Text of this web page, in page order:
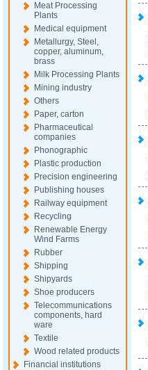
Meat Processing
Plants
Medical equipment
Metallurgy, Steel,
copper, aluminum,
brass
Milk Processing Plants
Mining industry
Others
Paper, carton
Pharmaceutical
companies
Phonographic
Plastic production
Precision engineering
Publishing houses
Railway equipment
Recycling
Renewable Energy
Wind Farms
Rubber
Shipping
Shipyards
Shoe producers
Telecommunications
components, hard
ware
Textile
Wood related products
Financial institutions